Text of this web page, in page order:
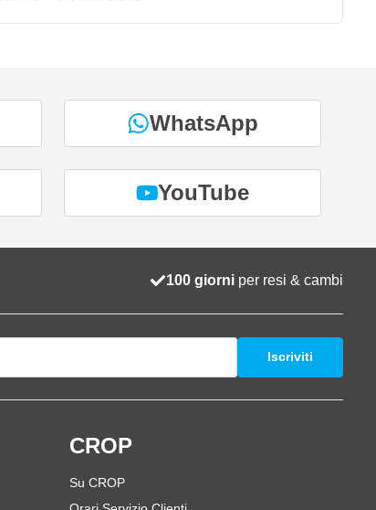
WhatsApp
YouTube
100 giorni per resi & cambi
Iscriviti
CROP
Su CROP